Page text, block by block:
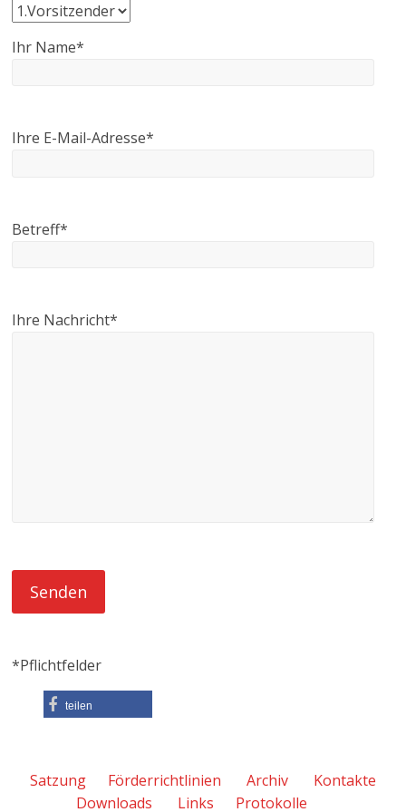
Ihr Name*
Ihre E-Mail-Adresse*
Betreff*
Ihre Nachricht*
*Pflichtfelder
teilen
Satzung Förderrichtlinien Archiv
Kontakte
Downloads
Links Protokolle